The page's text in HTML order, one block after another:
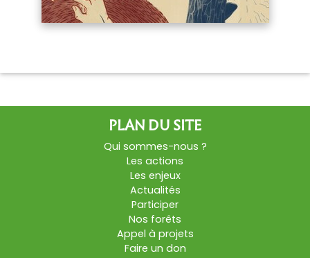
PLAN DU SITE
Qui sommes-nous ?
Les actions
Les enjeux
Actualités
Participer
Nos forêts
Appel à projets
Faire un don